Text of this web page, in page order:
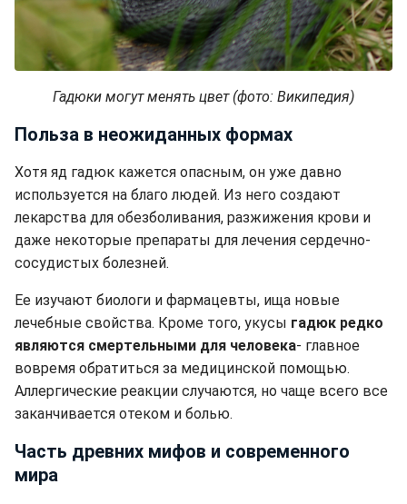
Гадюки могут менять цвет (фото: Википедия)
Польза в неожиданных формах
Хотя яд гадюк кажется опасным, он уже давно
используется на благо людей. Из него создают
лекарства для обезболивания, разжижения крови и
даже некоторые препараты для лечения сердечно-
сосудистых болезней.
Ее изучают биологи и фармацевты, ища новые
лечебные свойства. Кроме того, укусы гадюк редко
являются смертельными для человека- главное
вовремя обратиться за медицинской помощью.
Аллергические реакции случаются, но чаще всего все
заканчивается отеком и болью.
Часть древних мифов и современного
мира